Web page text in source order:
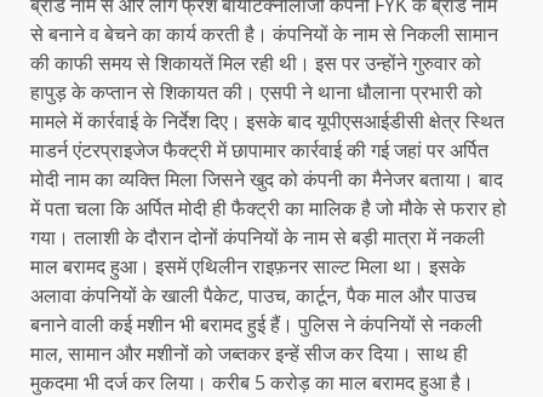
से बनाने व बेचने का कार्य करती है। कंपनियों के नाम से निकली सामान
की काफी समय से शिकायतें मिल रही थी। इस पर उन्होंने गुरुवार को
हापुड़ के कप्तान से शिकायत की। एसपी ने थाना धौलाना प्रभारी को
मामले में कार्रवाई के निर्देश दिए। इसके बाद यूपीएसआईडीसी क्षेत्र स्थित
माडर्न एंटरप्राइजेज फैक्ट्री में छापामार कार्रवाई की गई जहां पर अर्पित
मोदी नाम का व्यक्ति मिला जिसने खुद को कंपनी का मैनेजर बताया। बाद
में पता चला कि अर्पित मोदी ही फैक्ट्री का मालिक है जो मौके से फरार हो
गया। तलाशी के दौरान दोनों कंपनियों के नाम से बड़ी मात्रा में नकली
माल बरामद हुआ। इसमें एथिलीन राइफ़नर साल्ट मिला था। इसके
अलावा कंपनियों के खाली पैकेट, पाउच, कार्टून, पैक माल और पाउच
बनाने वाली कई मशीन भी बरामद हुई हैं। पुलिस ने कंपनियों से नकली
माल, सामान और मशीनों को जब्तकर इन्हें सीज कर दिया। साथ ही
मुकदमा भी दर्ज कर लिया। करीब 5 करोड़ का माल बरामद हुआ है।